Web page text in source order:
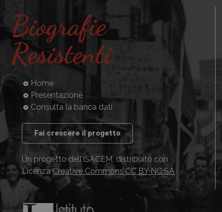
Biografie
Resistenti
Home
Presentazione
Consulta la banca dati
Fai crescere il progetto
Un progetto dell’ISACEM, distribuito con
LicenzaCreative Commons CC BY NC SA